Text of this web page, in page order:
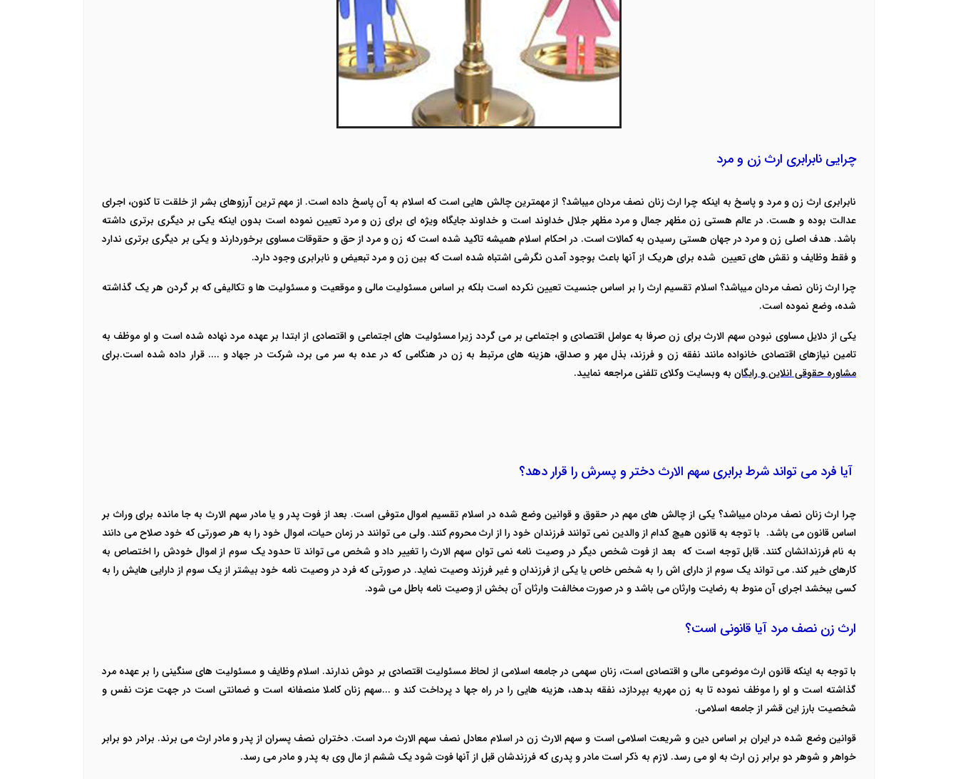
چرایی نابرابری ارث زن و مرد
نابرابری ارث زن و مرد و پاسخ به اینکه چرا ارث زنان نصف مردان میباشد؟ از مهمترین چالش هایی است که اسلام به آن پاسخ داده است. از مهم ترین آرزوهای بشر از خلقت تا کنون، اجرای
عدالت بوده و هست. در عالم هستی زن مظهر جمال و مرد مظهر جلال خداوند است و خداوند جایگاه ویژه ای برای زن و مرد تعیین نموده است بدون اینکه یکی بر دیگری برتری داشته
باشد. هدف اصلی زن و مرد در جهان هستی رسیدن به کمالات است. در احکام اسلام همیشه تاکید شده است که زن و مرد از حق و حقوقات مساوی برخوردارند و یکی بر دیگری برتری ندارد
و فقط وظایف و نقش های تعیین شده برای هریک از آنها باعث بوجود آمدن نگرشی اشتباه شده است که بین زن و مرد تبعیض و نابرابری وجود دارد.
چرا ارث زنان نصف مردان میباشد؟ اسلام تقسیم ارث را بر اساس جنسیت تعیین نکرده است بلکه بر اساس مسئولیت مالی و موقعیت و مسئولیت ها و تکالیفی که بر گردن هر یک گذاشته
شده، وضع نموده است.
یکی از دلایل مساوی نبودن سهم الارث برای زن صرفا به عوامل اقتصادی و اجتماعی بر می گردد زیرا مسئولیت های اجتماعی و اقتصادی از ابتدا بر عهده مرد نهاده شده است و او موظف به
تامین نیازهای اقتصادی خانواده مانند نفقه زن و فرزند، بذل مهر و صداق، هزینه های مرتبط به زن در هنگامی که در عده به سر می برد، شرکت در جهاد و .... قرار داده شده است.برای
مشاوره حقوقی انلاین و رایگان به وبسایت وکلای تلفنی مراجعه نمایید.
آیا فرد می تواند شرط برابری سهم الارث دختر و پسرش را قرار دهد؟
چرا ارث زنان نصف مردان میباشد؟ یکی از چالش های مهم در حقوق و قوانین وضع شده در اسلام تقسیم اموال متوفی است. بعد از فوت پدر و یا مادر سهم الارث به جا مانده برای وراث بر
اساس قانون می باشد. با توجه به قانون هیچ کدام از والدین نمی توانند فرزندان خود را از ارث محروم کنند. ولی می توانند در زمان حیات، اموال خود را به هر صورتی که خود صلاح می دانند
به نام فرزندانشان کنند. قابل توجه است که بعد از فوت شخص دیگر در وصیت نامه نمی توان سهم الارث را تغییر داد و شخص می تواند تا حدود یک سوم از اموال خودش را اختصاص به
کارهای خیر کند. می تواند یک سوم از دارای اش را به شخص خاص یا یکی از فرزندان و غیر فرزند وصیت نماید. در صورتی که فرد در وصیت نامه خود بیشتر از یک سوم از دارایی هایش را به
کسی ببخشد اجرای آن منوط به رضایت وارثان می باشد و در صورت مخالفت وارثان آن بخش از وصیت نامه باطل می شود.
ارث زن نصف مرد آیا قانونی است؟
با توجه به اینکه قانون ارث موضوعی مالی و اقتصادی است، زنان سهمی در جامعه اسلامی از لحاظ مسئولیت اقتصادی بر دوش ندارند. اسلام وظایف و مسئولیت های سنگینی را بر عهده مرد
گذاشته است و او را موظف نموده تا به زن مهریه بپردازد، نفقه بدهد، هزینه هایی را در راه جها د پرداخت کند و ...سهم زنان کاملا منصفانه است و ضمانتی است در جهت عزت نفس و
شخصیت بارز این قشر از جامعه اسلامی.
قوانین وضع شده در ایران بر اساس دین و شریعت اسلامی است و سهم الارث زن در اسلام معادل نصف سهم الارث مرد است. دختران نصف پسران از پدر و مادر ارث می برند. برادر دو برابر
خواهر و شوهر دو برابر زن ارث به او می رسد. لازم به ذکر است مادر و پدری که فرزندشان قبل از آنها فوت شود یک ششم از مال وی به پدر و مادر می رسد.